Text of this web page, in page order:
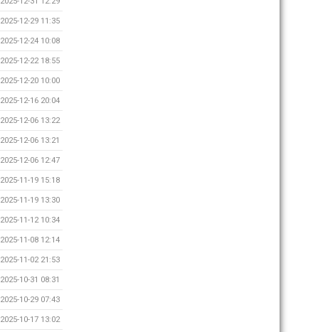
2025-12-29 11:35
2025-12-24 10:08
2025-12-22 18:55
2025-12-20 10:00
2025-12-16 20:04
2025-12-06 13:22
2025-12-06 13:21
2025-12-06 12:47
2025-11-19 15:18
2025-11-19 13:30
2025-11-12 10:34
2025-11-08 12:14
2025-11-02 21:53
2025-10-31 08:31
2025-10-29 07:43
2025-10-17 13:02